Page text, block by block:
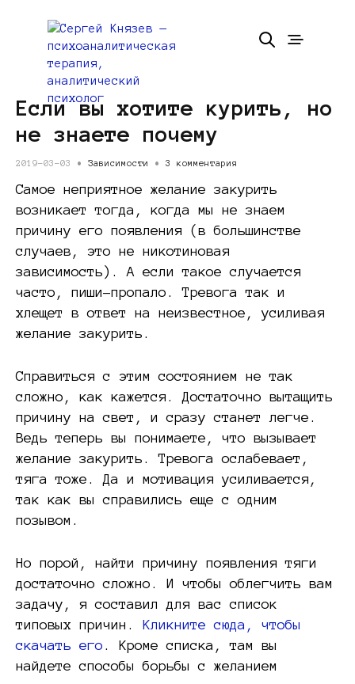
Если вы хотите курить, но
не знаете почему
2019-03-03 • Зависимости • 3 комментария
Самое неприятное желание закурить
возникает тогда, когда мы не знаем
причину его появления (в большинстве
случаев, это не никотиновая
зависимость). А если такое случается
часто, пиши-пропало. Тревога так и
хлещет в ответ на неизвестное, усиливая
желание закурить.
Справиться с этим состоянием не так
сложно, как кажется. Достаточно вытащить
причину на свет, и сразу станет легче.
Ведь теперь вы понимаете, что вызывает
желание закурить. Тревога ослабевает,
тяга тоже. Да и мотивация усиливается,
так как вы справились еще с одним
позывом.
Но порой, найти причину появления тяги
достаточно сложно. И чтобы облегчить вам
задачу, я составил для вас список
типовых причин. Кликните сюда, чтобы
скачать его . Кроме списка, там вы
найдете способы борьбы с желанием